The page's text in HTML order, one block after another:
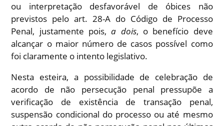
ou interpretação desfavorável de óbices não
previstos pelo art. 28-A do Código de Processo
Penal, justamente pois,a dois, o benefício deve
alcançar o maior número de casos possível como
foi claramente o intento legislativo.
Nesta esteira, a possibilidade de celebração de
acordo de não persecução penal pressupõe a
verificação de existência de transação penal,
suspensão condicional do processo ou até mesmo